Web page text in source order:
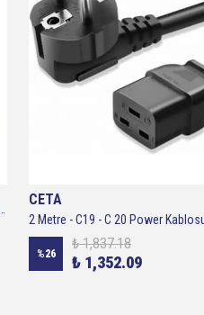
IC-268 Power Kablo Düz Erkek/Düz Dişi 3X0.75mm 1.80cm
CETA
%26
₺ 1,837.18
₺ 1,352.09